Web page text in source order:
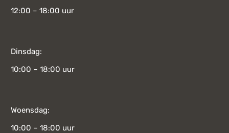
12:00 – 18:00 uur
Dinsdag:
10:00 – 18:00 uur
Woensdag:
10:00 – 18:00 uur